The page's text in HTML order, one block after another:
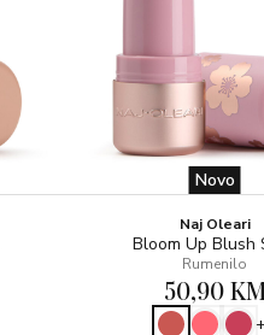
Novo
Naj Oleari
Bloom Up Blush
Rumenilo
50,90